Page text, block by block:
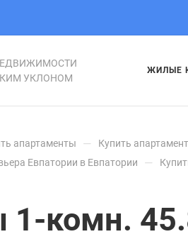
УКЛОНОМ
ЖИЛЫЕ
апартаменты — Купить
Евпатории в Евпатории —
комн.